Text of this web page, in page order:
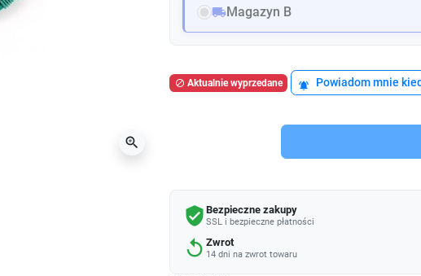
zoom_in
local_shippingMagazyn B
 Aktualnie wyprzedane notifications_active Powiadom mnie
verified_user Bezpieczne zakupy
SSL i bezpieczne płatności
replay Zwrot
14 dni na zwrot towaru